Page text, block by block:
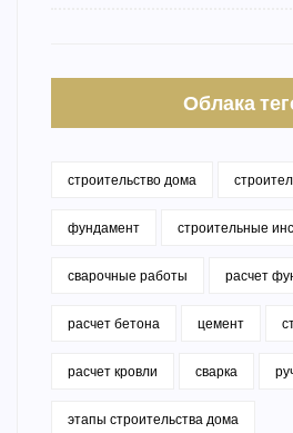
Облака
строительство дома
фундамент строительные
сварочные работы расчет
расчет бетона цемент
расчет кровли сварка
этапы строительства дома